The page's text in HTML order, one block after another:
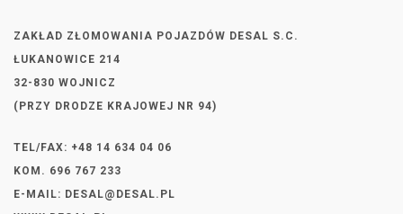
ZAKŁAD ZŁOMOWANIA POJAZDÓW DESAL S.C.
ŁUKANOWICE 214
32-830 WOJNICZ
(PRZY DRODZE KRAJOWEJ NR 94)
TEL/FAX: +48 14 634 04 06
KOM. 696 767 233
E-MAIL: DESAL@DESAL.PL